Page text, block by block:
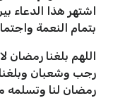
اشتهر هذا الدعاء
بتمام النعمة
اللهم بلغنا رمضان
رجب وشعبان
رمضان لنا وتسلمه